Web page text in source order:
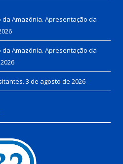
da Amazônia. Apresentação da
da Amazônia. Apresentação da
3 de agosto de 2026